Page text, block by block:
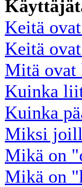
Keitä
Keitä
Mitä ovat
Kuinka
Kuinka
Miksi
Mikä on
Mikä on